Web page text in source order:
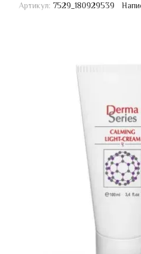
Артикул: 7529_180929539